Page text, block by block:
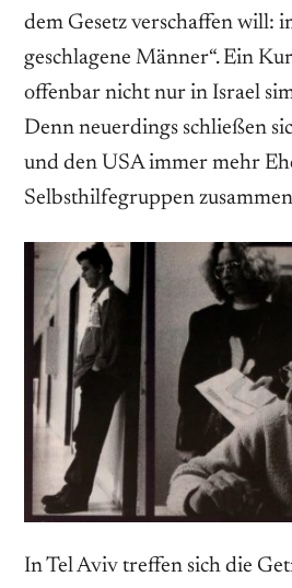
dem Gesetz verschaffen will:
geschlagene Männer“. Ein
offenbar nicht nur in Israel
Denn neuerdings schließen
und den USA immer mehr
Selbsthilfegruppen
In Tel Aviv treffen sich die